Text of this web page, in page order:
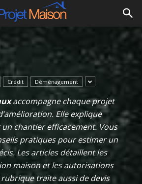
Crédit Déménagement
accompagne chaque projet
Elle explique
chantier efficacement. Vous
pratiques pour estimer un
Les articles détaillent les
maison et les autorisations
traite aussi de devis